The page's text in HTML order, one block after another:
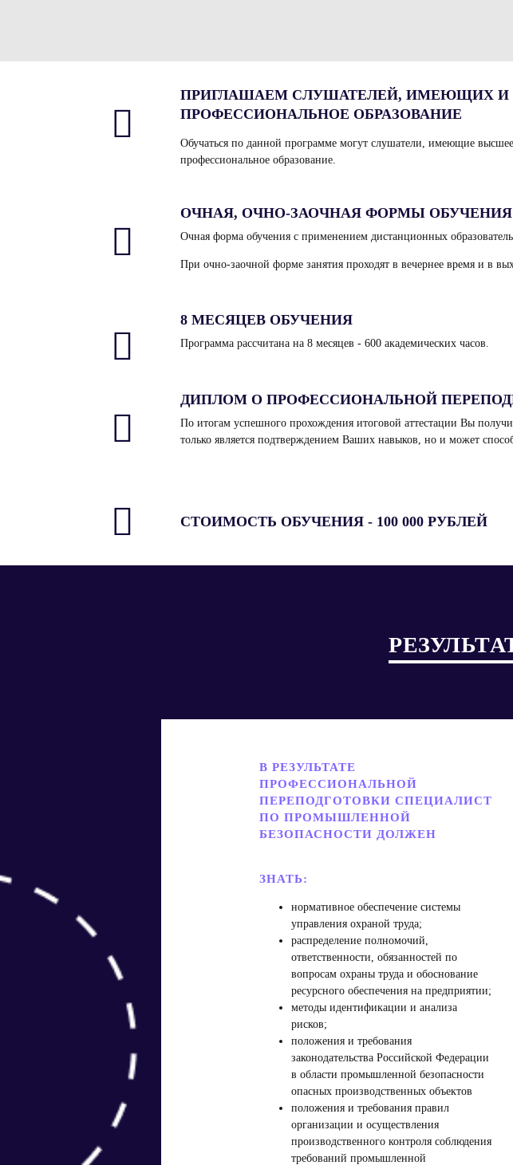
ПРИГЛАШАЕМ СЛУШАТЕЛЕЙ, ИМЕЮЩИХ
ПРОФЕССИОНАЛЬНОЕ ОБРАЗОВАНИЕ
Обучаться по данной программе могут слушатели, имеющие
профессиональное образование.
ОЧНАЯ, ОЧНО-ЗАОЧНАЯ ФОРМЫ ОБУЧЕНИЯ
Очная форма обучения с применением дистанционных
При очно-заочной форме занятия проходят в вечернее время и в
8 МЕСЯЦЕВ ОБУЧЕНИЯ
Программа рассчитана на 8 месяцев - 600 академических часов.
ДИПЛОМ О ПРОФЕССИОНАЛЬНОЙ
По итогам успешного прохождения итоговой аттестации Вы
только является подтверждением Ваших навыков, но и может
СТОИМОСТЬ ОБУЧЕНИЯ - 100 000 РУБЛЕЙ
В РЕЗУЛЬТАТЕ
ПРОФЕССИОНАЛЬНОЙ
ПЕРЕПОДГОТОВКИ СПЕЦИАЛИСТ
ПО ПРОМЫШЛЕННОЙ
БЕЗОПАСНОСТИ ДОЛЖЕН
ЗНАТЬ:
нормативное обеспечение системы
управления охраной труда;
распределение полномочий,
ответственности, обязанностей по
вопросам охраны труда и обоснование
ресурсного обеспечения на предприятии;
методы идентификации и анализа
рисков;
положения и требования
законодательства Российской Федерации
в области промышленной безопасности
опасных производственных объектов
положения и требования правил
организации и осуществления
производственного контроля соблюдения
требований промышленной